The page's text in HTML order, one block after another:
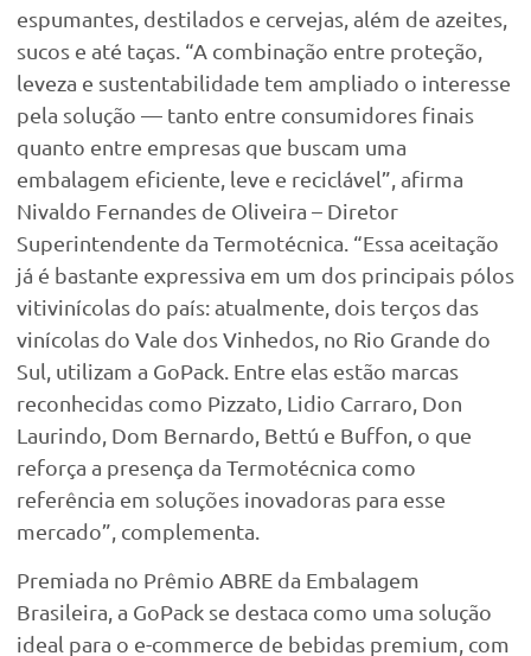
espumantes, destilados e cervejas, além de azeites,
sucos e até taças. “A combinação entre proteção,
leveza e sustentabilidade tem ampliado o interesse
pela solução — tanto entre consumidores finais
quanto entre empresas que buscam uma
embalagem eficiente, leve e reciclável”, afirma
Nivaldo Fernandes de Oliveira – Diretor
Superintendente da Termotécnica. “Essa aceitação
já é bastante expressiva em um dos principais pólos
vitivinícolas do país: atualmente, dois terços das
vinícolas do Vale dos Vinhedos, no Rio Grande do
Sul, utilizam a GoPack. Entre elas estão marcas
reconhecidas como Pizzato, Lidio Carraro, Don
Laurindo, Dom Bernardo, Bettú e Buffon, o que
reforça a presença da Termotécnica como
referência em soluções inovadoras para esse
mercado”, complementa.
Premiada no Prêmio ABRE da Embalagem
Brasileira, a GoPack se destaca como uma solução
ideal para o e-commerce de bebidas premium, com